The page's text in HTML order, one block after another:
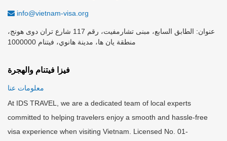
info@vietnam-visa.org
عنوان: الطابق السابع، مبنى تشارمفيت، رقم 117 شارع تران دوى هونج،
منطقة يان ها، مدينة هانوي، فيتنام 1000000
فيزا فيتنام والهجرة
معلومات عنا
At IDS TRAVEL, we are a dedicated team of local experts
committed to helping travelers enjoy a smooth and hassle-free
visa experience when visiting Vietnam. Licensed No. 01-